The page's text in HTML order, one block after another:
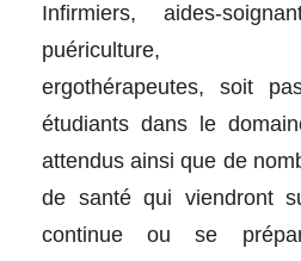
Infirmiers, aides-
puériculture,
ergothérapeutes, soit
étudiants dans le
attendus ainsi que de
de santé qui viendront
continue ou se